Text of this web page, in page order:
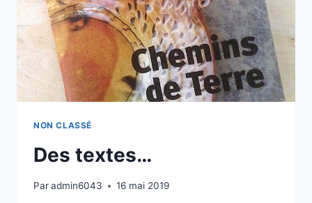
NON CLASSÉ
Des textes…
Paradmin6043 16 mai 2019